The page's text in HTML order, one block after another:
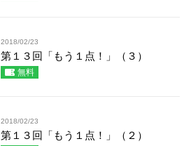
2018/02/23
第１３回「もう１点！」（３）
無料
2018/02/23
第１３回「もう１点！」（２）